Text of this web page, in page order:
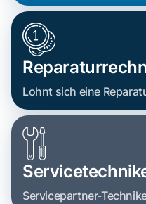
Lohnt sich eine
Servicepartner-